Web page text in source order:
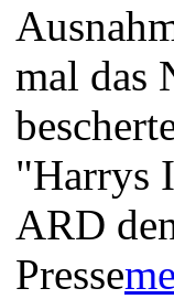
mal das
"Harrys
ARD
Presse